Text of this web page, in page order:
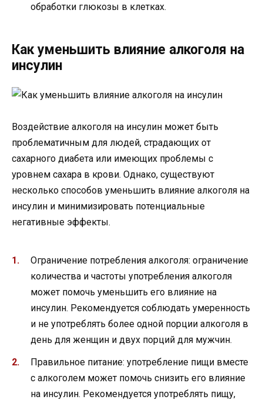
обработки глюкозы в клетках.
Как уменьшить влияние алкоголя на
инсулин
Воздействие алкоголя на инсулин может быть
проблематичным для людей, страдающих от
сахарного диабета или имеющих проблемы с
уровнем сахара в крови. Однако, существуют
несколько способов уменьшить влияние алкоголя на
инсулин и минимизировать потенциальные
негативные эффекты.
Ограничение потребления алкоголя: ограничение
количества и частоты употребления алкоголя
может помочь уменьшить его влияние на
инсулин. Рекомендуется соблюдать умеренность
и не употреблять более одной порции алкоголя в
день для женщин и двух порций для мужчин.
Правильное питание: употребление пищи вместе
с алкоголем может помочь снизить его влияние
на инсулин. Рекомендуется употреблять пищу,